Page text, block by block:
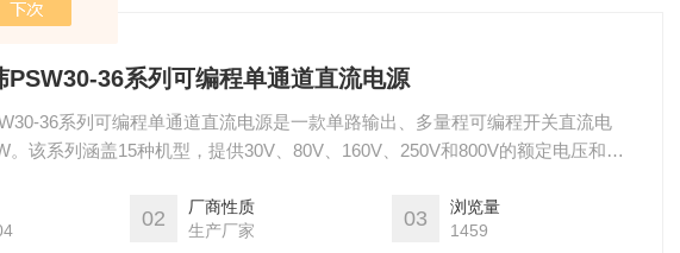
PSW30-36系列可编程单通道直流电源
36系列可编程单通道直流电源是一款单路输出、多量程可编程开关直流电
。该系列涵盖15种机型，提供30V、80V、160V、250V和800V的额定电压和
接3台PSW电源，这种提供更高输出电压或电流的连接能力大大的扩展了它的应
02
厂商性质
生产厂家
03
浏览量
1459